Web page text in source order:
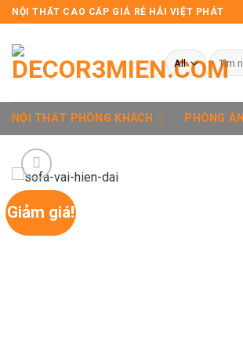
Skip
to
content
NỘI THẤT CAO CẤP GIÁ RẺ HẢI VIỆT PHÁT
Tìm
kiếm:
NỘI THẤT PHÒNG KHÁCH PHÒNG ĂN
Giảm giá!